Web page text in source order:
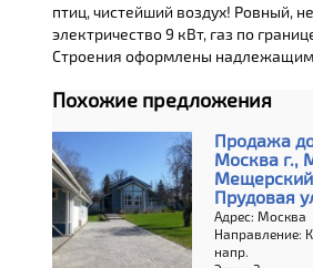
птиц, чистейший воздух! Ровный,
электричество 9 кВт, газ по
Строения оформлены надлежащим
Похожие предложения
Продажа
Москва г.,
Прудовая
Адрес: Москва
Направление:
напр.